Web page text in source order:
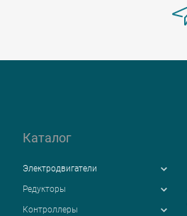
Каталог
Электродвигатели
Редукторы
Контроллеры